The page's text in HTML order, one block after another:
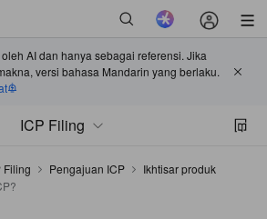
AI dan hanya sebagai referensi. Jika
versi bahasa Mandarin yang berlaku.
ICP Filing
Filing Pengajuan ICP
Ikhtisar produk